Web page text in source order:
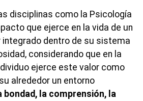
disciplinas como la Psicología
que ejerce en la vida de un
integrado dentro de su sistema
considerando que en la
ejerce este valor como
alrededor un entorno
bondad, la comprensión, la